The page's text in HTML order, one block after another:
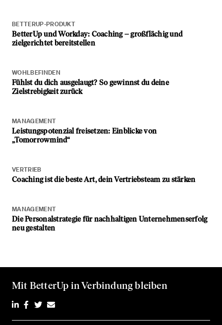
BETTERUP-PRODUKT
BetterUp und Workday: Coaching – großflächig und
zielgerichtet bereitstellen
WOHLBEFINDEN
Fühlst du dich ausgelaugt? So gewinnst du deine
Zielstrebigkeit zurück
MANAGEMENT
Leistungspotenzial freisetzen: Einblicke von
„Tomorrowmind“
VERTRIEB
Coaching ist die beste Art, dein Vertriebsteam zu stärken
MANAGEMENT
Die Personalstrategie für nachhaltigen Unternehmenserfolg
neu gestalten
Mit BetterUp in Verbindung bleiben